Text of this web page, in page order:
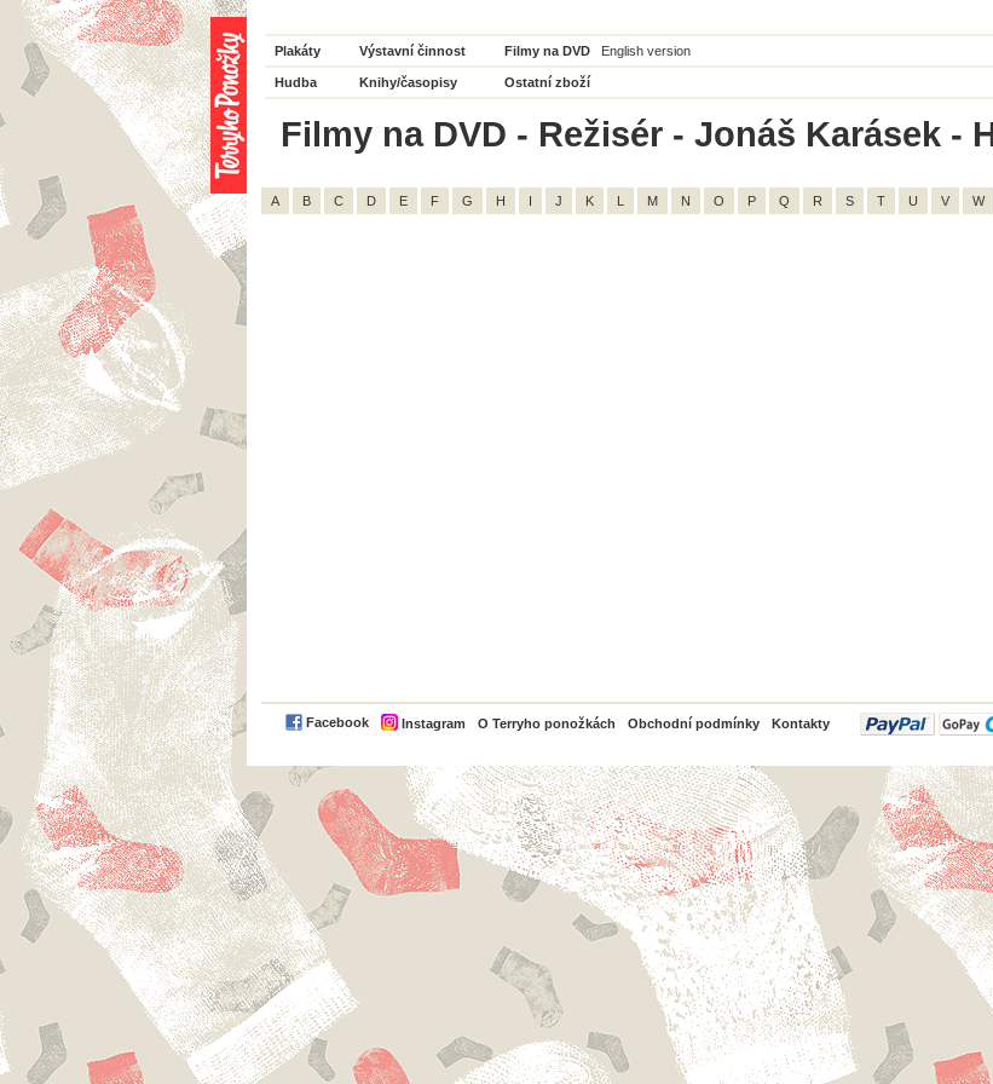
Plakáty Výstavní činnost Filmy na DVD English version
Hudba Knihy/časopisy Ostatní zboží
Filmy na DVD - Režisér - Jonáš Karásek -
A B C D E F G H I J K L M N O P Q R S T U V W
Facebook Instagram O Terryho ponožkách Obchodní podmínky Kontakty
PayPal